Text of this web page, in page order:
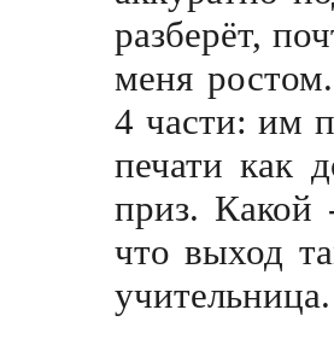
разберёт,
меня
4 части: им
печати как
приз. Какой
что выход
учительница.